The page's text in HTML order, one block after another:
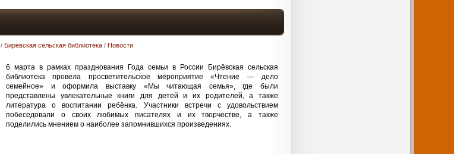
/Биревская сельская библиотека /Новости
6 марта в рамках празднования Года семьи в России Бирёвская сельская
библиотека провела просветительское мероприятие «Чтение — дело
семейное» и оформила выставку «Мы читающая семья», где были
представлены увлекательные книги для детей и их родителей, а также
литература о воспитании ребёнка. Участники встречи с удовольствием
побеседовали о своих любимых писателях и их творчестве, а также
поделились мнением о наиболее запомнившихся произведениях.